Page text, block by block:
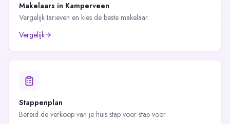
Makelaars in Kamperveen
Vergelijk tarieven en kies de beste makelaar.
Vergelijk
Stappenplan
Bereid de verkoop van je huis stap voor stap voor.